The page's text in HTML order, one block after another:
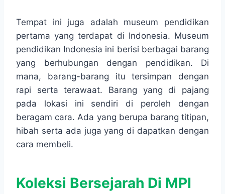
Tempat ini juga adalah museum pendidikan
pertama yang terdapat di Indonesia. Museum
pendidikan Indonesia ini berisi berbagai barang
yang berhubungan dengan pendidikan. Di
mana, barang-barang itu tersimpan dengan
rapi serta terawaat. Barang yang di pajang
pada lokasi ini sendiri di peroleh dengan
beragam cara. Ada yang berupa barang titipan,
hibah serta ada juga yang di dapatkan dengan
cara membeli.
Koleksi Bersejarah Di MPI